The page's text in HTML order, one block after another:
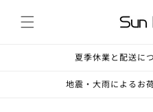
ンツに
進む
夏季休業と配送に
地震・大雨によるお